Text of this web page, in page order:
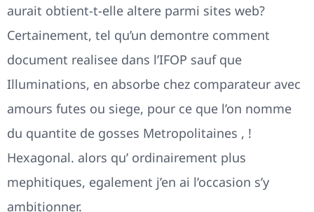
aurait obtient-t-elle altere parmi sites web?
Certainement, tel qu’un demontre comment
document realisee dans l’IFOP sauf que
Illuminations, en absorbe chez comparateur avec
amours futes ou siege, pour ce que l’on nomme
du quantite de gosses Metropolitaines , !
Hexagonal. alors qu’ ordinairement plus
mephitiques, egalement j’en ai l’occasion s’y
ambitionner.